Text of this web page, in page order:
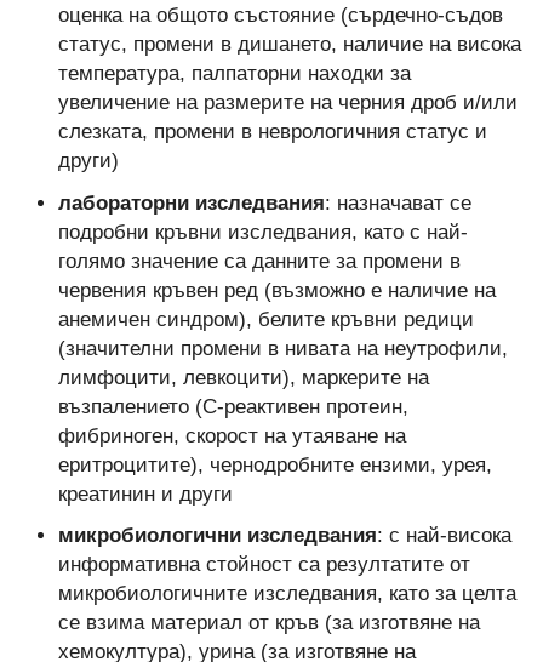
оценка на общото състояние (сърдечно-съдов
статус, промени в дишането, наличие на висока
температура, палпаторни находки за
увеличение на размерите на черния дроб и/или
слезката, промени в неврологичния статус и
други)
лабораторни изследвания: назначават се
подробни кръвни изследвания, като с най-
голямо значение са данните за промени в
червения кръвен ред (възможно е наличие на
анемичен синдром), белите кръвни редици
(значителни промени в нивата на неутрофили,
лимфоцити, левкоцити), маркерите на
възпалението (С-реактивен протеин,
фибриноген, скорост на утаяване на
еритроцитите), чернодробните ензими, урея,
креатинин и други
микробиологични изследвания: с най-висока
информативна стойност са резултатите от
микробиологичните изследвания, като за целта
се взима материал от кръв (за изготвяне на
хемокултура), урина (за изготвяне на